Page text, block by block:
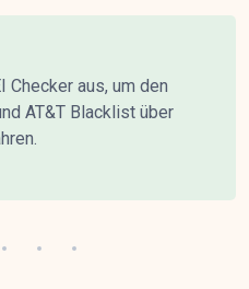
Checker aus, um den
AT&T Blacklist über